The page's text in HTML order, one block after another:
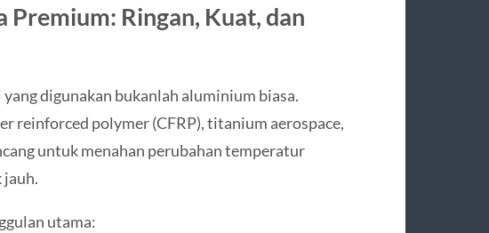
Ringan, Kuat, dan
digunakan bukanlah aluminium biasa.
reinforced polymer (CFRP), titanium aerospace,
untuk menahan perubahan temperatur
jauh.
utama: